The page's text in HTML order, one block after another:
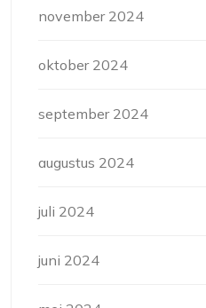
november 2024
oktober 2024
september 2024
augustus 2024
juli 2024
juni 2024